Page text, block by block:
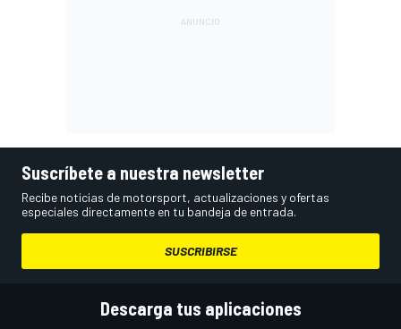
Suscríbete a nuestra newsletter
Recibe noticias de motorsport, actualizaciones y ofertas
especiales directamente en tu bandeja de entrada.
SUSCRIBIRSE
Descarga tus aplicaciones